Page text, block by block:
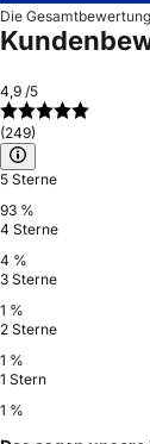
Die
4,9 /5
(249)
5 Sterne
93 %
4 Sterne
4 %
3 Sterne
1 %
2 Sterne
1 %
1 Stern
1 %